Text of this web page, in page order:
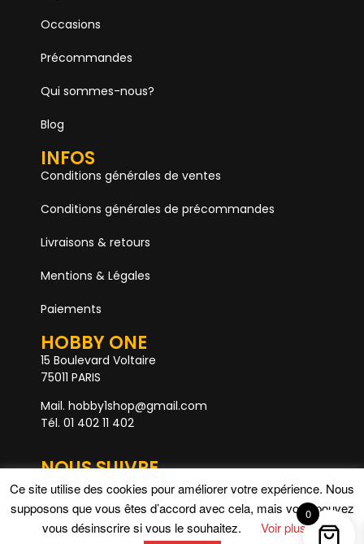
Occasions
Précommandes
Qui sommes-nous?
Blog
INFOS
Conditions générales de ventes
Conditions générales de précommandes
Livraisons & retours
Mentions & Légales
Paiements
HOBBY ONE
15 Boulevard Voltaire
75011 PARIS
Mail. hobby1shop@gmail.com
Tél. 01 402 11 402
NOUS SUIVRE
Ce site utilise des cookies pour améliorer votre expérience. Nous
supposons que vous êtes d’accord avec cela, mais vous pouvez
vous désinscrire si vous le souhaitez.
Voir plus
0